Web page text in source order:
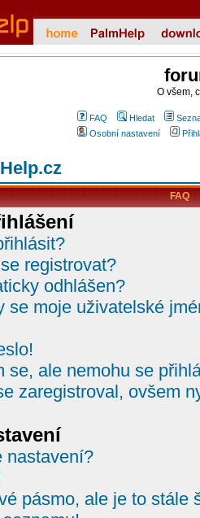
O všem,
FAQ Hledat
Osobní nastavení
FAQ
registrovat?
odhlášen?
se moje uživatelské
se, ale nemohu se
zaregistroval, ovšem
nastavení?
pásmo, ale je to stále